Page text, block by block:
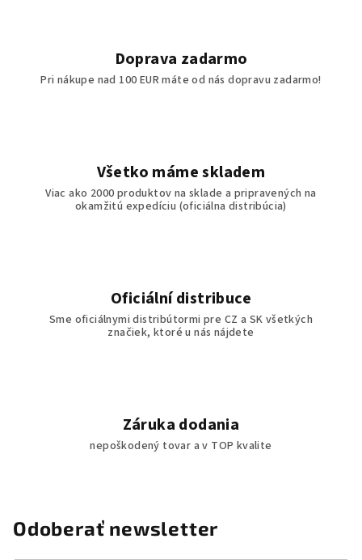
i
e
p
v
ý
p
Doprava zadarmo
Pri nákupe nad 100 EUR máte od nás dopravu zadarmo!
Všetko máme skladem
Viac ako 2000 produktov na sklade a pripravených na
okamžitú expedíciu (oficiálna distribúcia)
Oficiální distribuce
Sme oficiálnymi distribútormi pre CZ a SK všetkých
značiek, ktoré u nás nájdete
Záruka dodania
nepoškodený tovar a v TOP kvalite
Odoberať newsletter